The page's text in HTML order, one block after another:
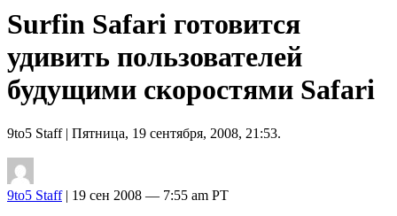
Surfin Safari готовится
удивить пользователей
будущими скоростями Safari
9to5 Staff| Пятница, 19 сентября, 2008, 21:53.
9to5 Staff| 19 сен 2008 — 7:55 am PT